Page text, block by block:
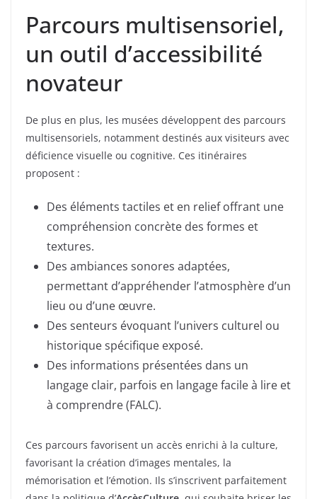
Parcours multisensoriel,
un outil d’accessibilité
novateur
De plus en plus, les musées développent des parcours
multisensoriels, notamment destinés aux visiteurs avec
déficience visuelle ou cognitive. Ces itinéraires
proposent :
Des éléments tactiles et en relief offrant une
compréhension concrète des formes et
textures.
Des ambiances sonores adaptées,
permettant d’appréhender l’atmosphère d’un
lieu ou d’une œuvre.
Des senteurs évoquant l’univers culturel ou
historique spécifique exposé.
Des informations présentées dans un
langage clair, parfois en langage facile à lire et
à comprendre (FALC).
Ces parcours favorisent un accès enrichi à la culture,
favorisant la création d’images mentales, la
mémorisation et l’émotion. Ils s’inscrivent parfaitement